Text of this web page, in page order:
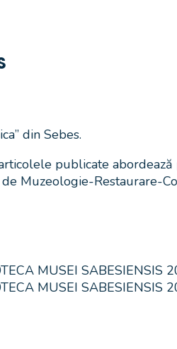
din Sebes.
publicate
Muzeologie-